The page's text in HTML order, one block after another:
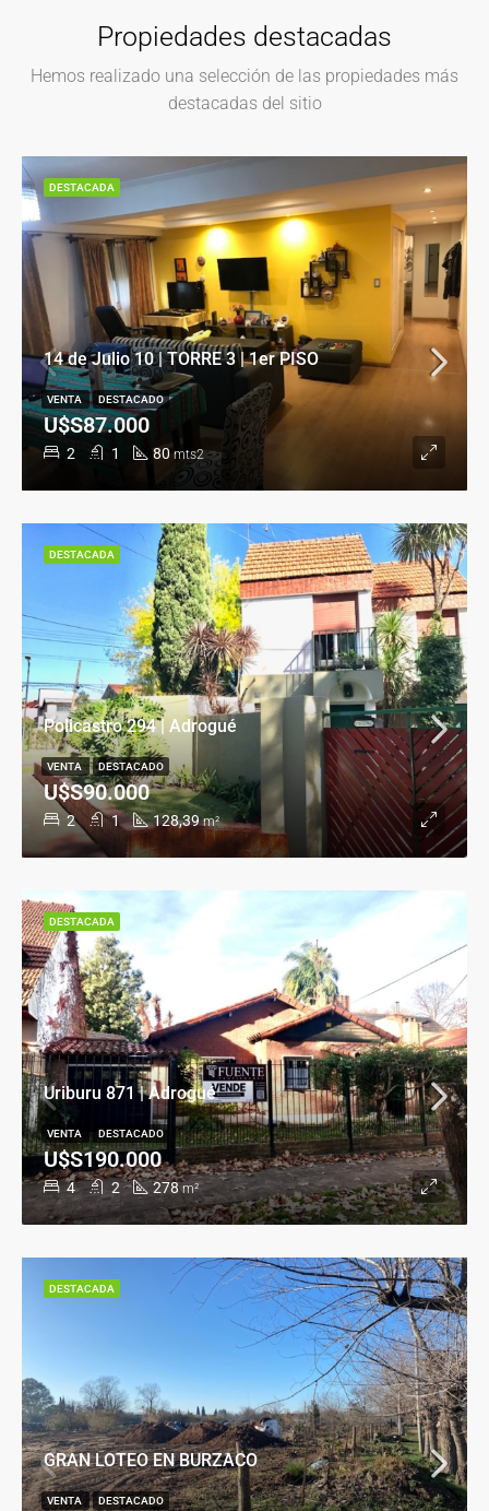
Propiedades destacadas
Hemos realizado una selección de las propiedades más
destacadas del sitio
14 de Julio 10 | TORRE 3 | 1er PISO
2 1 80 mts2
U$S87.000
VENTA DESTACADO
DESTACADA
Policastro 294 | Adrogué
2 1 128,39 m²
U$S90.000
VENTA DESTACADO
DESTACADA
Uriburu 871 | Adrogué
4 2 278 m²
U$S190.000
VENTA DESTACADO
DESTACADA
GRAN LOTEO EN BURZACO
VENTA DESTACADO
DESTACADA